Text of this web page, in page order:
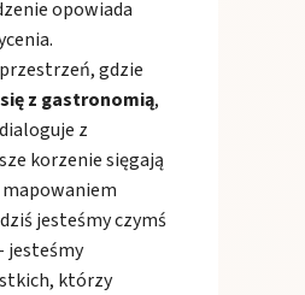
opowiada
gdzie
z gastronomią,
z
korzenie sięgają
jesteśmy czymś
jesteśmy
którzy